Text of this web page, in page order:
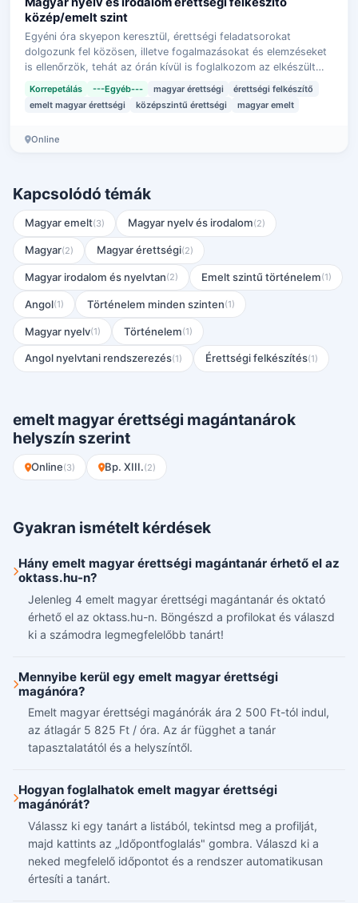
közép/emelt szint
Egyéni óra skyepon keresztül, érettségi feladatsorokat
dolgozunk fel közösen, illetve fogalmazásokat és elemzéseket
is ellenőrzök, tehát az órán kívül is foglalkozom az elkészült
munkákkal, ezen kívü…
Korrepetálás ---Egyéb--- magyar érettségi
érettségi felkészítő
emelt magyar érettségi
középszintű érettségi magyar emelt
Online
Kapcsolódó témák
Magyar emelt(3) Magyar nyelv és irodalom(2)
Magyar(2) Magyar érettségi(2)
Magyar irodalom és nyelvtan(2) Emelt szintű történelem(1)
Angol(1) Történelem minden szinten(1)
Magyar nyelv(1) Történelem(1)
Angol nyelvtani rendszerezés(1) Érettségi felkészítés(1)
emelt magyar érettségi magántanárok
helyszín szerint
Online(3) Bp. XIII.(2)
Gyakran ismételt kérdések
Hány emelt magyar érettségi magántanár érhető el az
oktass.hu-n?
Jelenleg 4 emelt magyar érettségi magántanár és oktató
érhető el az oktass.hu-n. Böngészd a profilokat és válaszd
ki a számodra legmegfelelőbb tanárt!
Mennyibe kerül egy emelt magyar érettségi
magánóra?
Emelt magyar érettségi magánórák ára 2 500 Ft-tól indul,
az átlagár 5 825 Ft / óra. Az ár függhet a tanár
tapasztalatától és a helyszíntől.
Hogyan foglalhatok emelt magyar érettségi
magánórát?
Válassz ki egy tanárt a listából, tekintsd meg a profilját,
majd kattints az „Időpontfoglalás" gombra. Válaszd ki a
neked megfelelő időpontot és a rendszer automatikusan
értesíti a tanárt.